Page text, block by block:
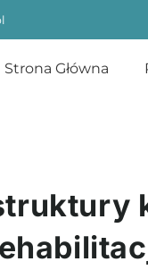
Strona Główna